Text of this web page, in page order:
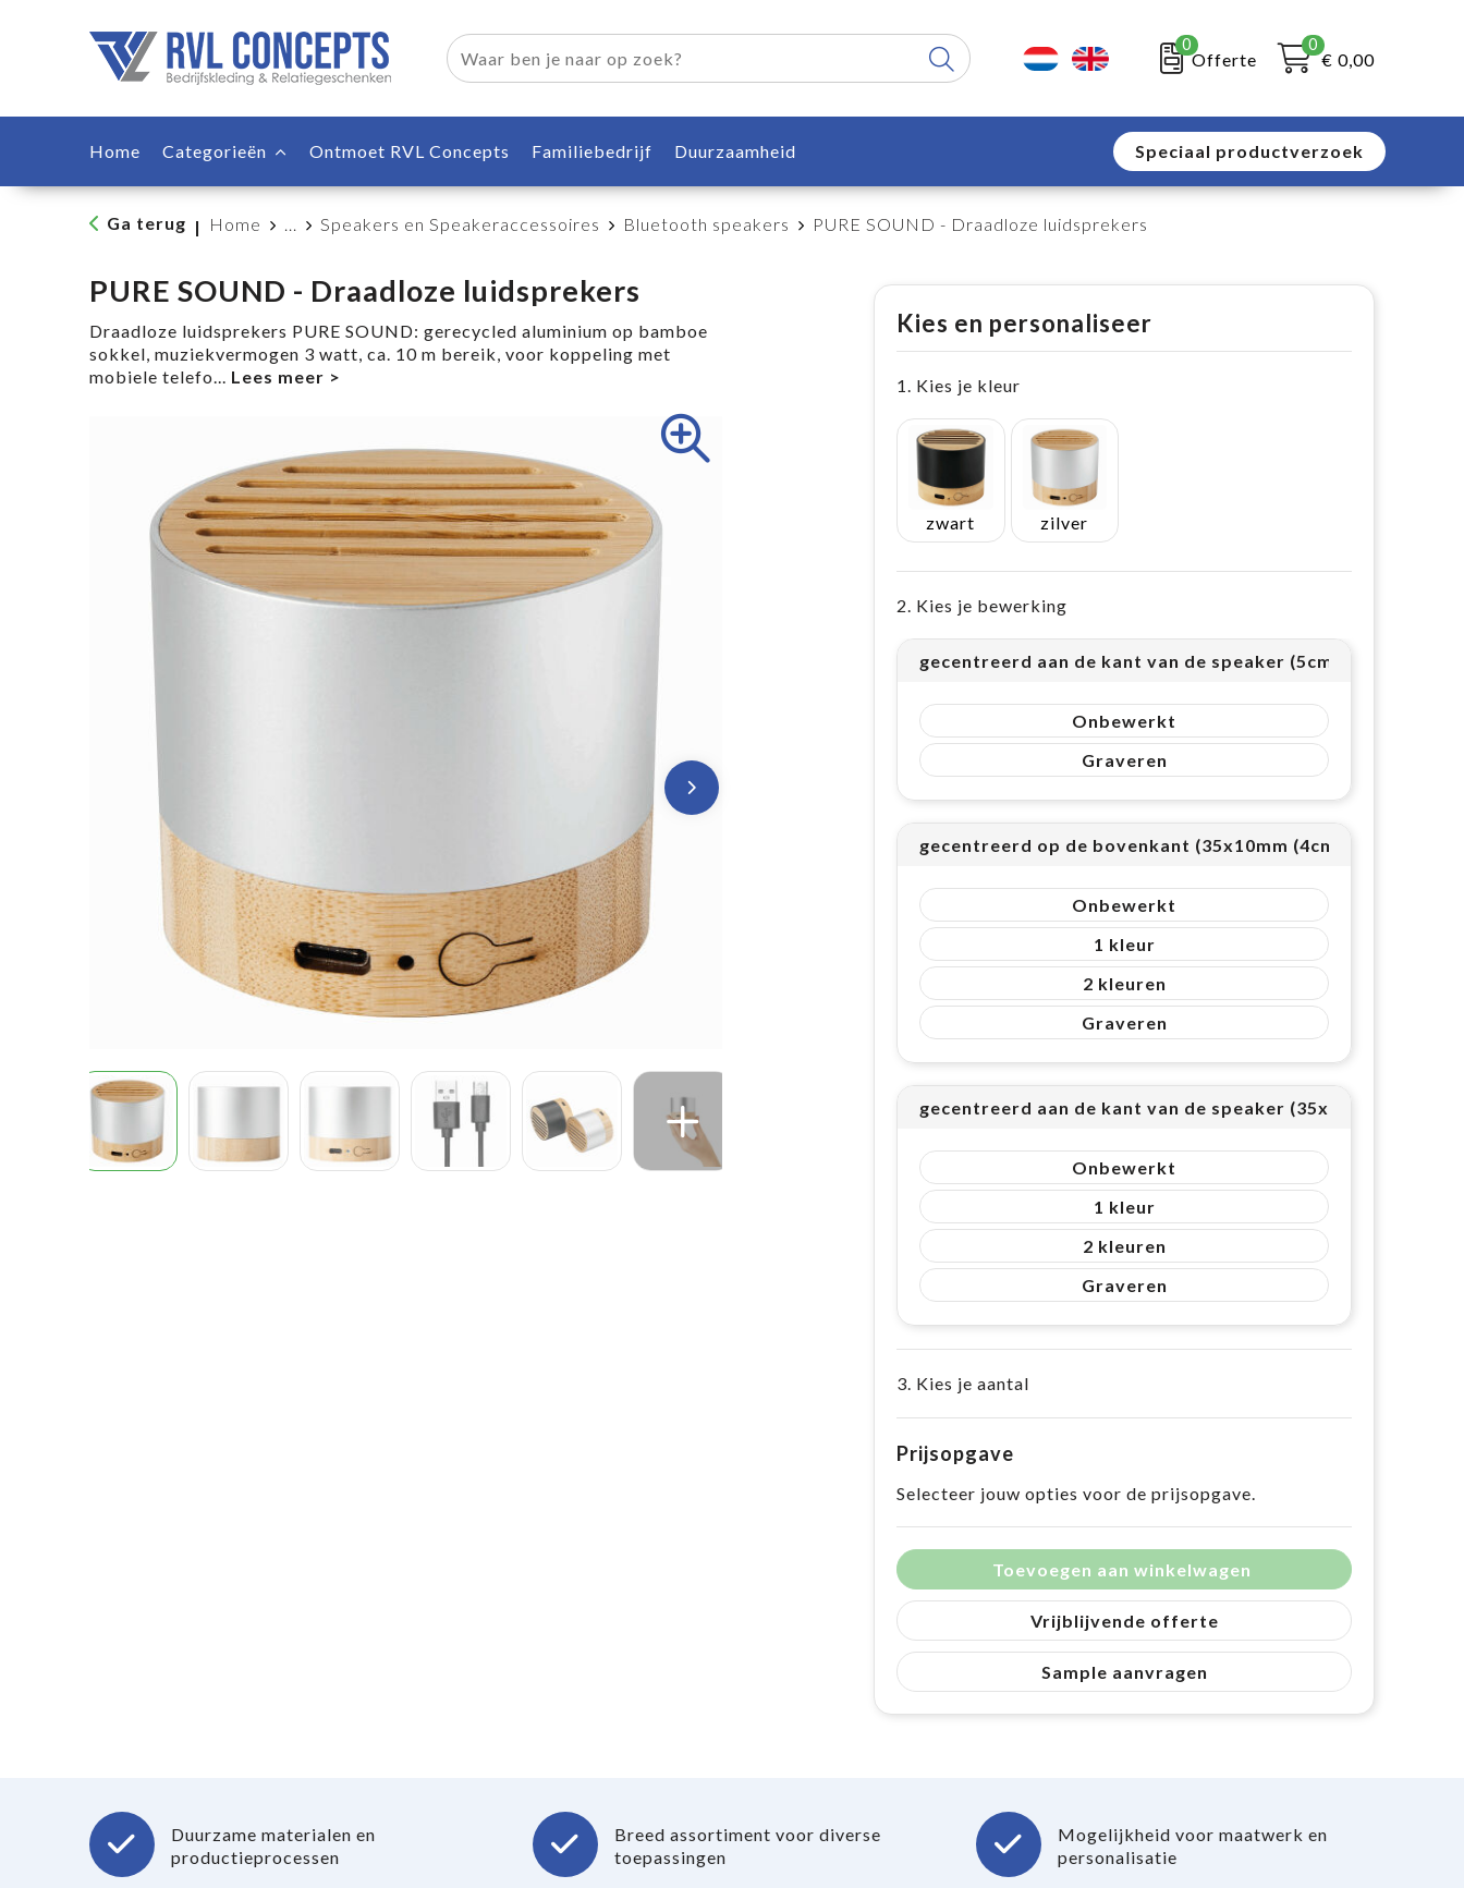
0
Offerte
0
€ 0,00
Home Categorieën Ontmoet RVL Concepts Familiebedrijf Duurzaamheid Speciaal productverzoek
Ga terug | Home ... Speakers en Speakeraccessoires Bluetooth speakers PURE SOUND - Draadloze luidsprekers
PURE SOUND - Draadloze luidsprekers
Draadloze luidsprekers PURE SOUND: gerecycled aluminium op bamboe
sokkel, muziekvermogen 3 watt, ca. 10 m bereik, voor koppeling met
mobiele telefo...
Kies en personaliseer
1. Kies je kleur
zwart zilver
2. Kies je bewerking
gecentreerd aan de kant van de speaker (5cm²)
Onbewerkt
Graveren
gecentreerd op de bovenkant (35x10mm (4cm²))
Onbewerkt
1
2
Graveren
gecentreerd aan de kant van de speaker (35x15mm (5cm²))
Onbewerkt
1
2
Graveren
3. Kies je aantal
Prijsopgave
Selecteer jouw opties voor de prijsopgave.
Toevoegen aan winkelwagen
Vrijblijvende offerte
Sample aanvragen
Duurzame materialen en
productieprocessen
Breed assortiment voor diverse
toepassingen
Mogelijkheid voor maatwerk en
personalisatie